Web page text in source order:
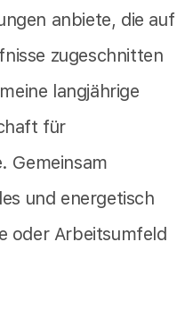
anbiete, die auf
zugeschnitten
langjährige
für
Gemeinsam
und energetisch
oder Arbeitsumfeld